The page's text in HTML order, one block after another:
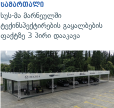
სამართალი
სუს-მა მარნეულში
ტექინსპექტირების გაყალბების
ფაქტზე 3 პირი დააკავა